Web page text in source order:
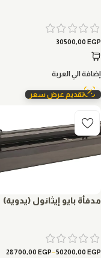
30500,00 EGP
إضافة الي العربة
تقديم عرض سعر
مدفأة بايو إيثانول (يدوية)
28700,00 EGP–50200,00 EGP